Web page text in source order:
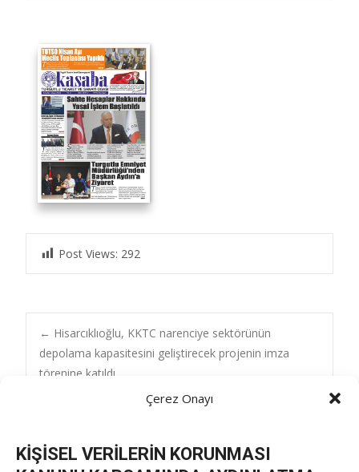
Çerez Onayı
KİŞİSEL VERİLERİN KORUNMASI
Post Views: 292
Post
navigation
← Hisarcıklıoğlu, KKTC narenciye sektörünün
depolama kapasitesini geliştirecek projenin imza
törenine katıldı
Hisarcıklıoğlu, İkbal Gıda A.Ş. Yönetim Kurulu Başkanı